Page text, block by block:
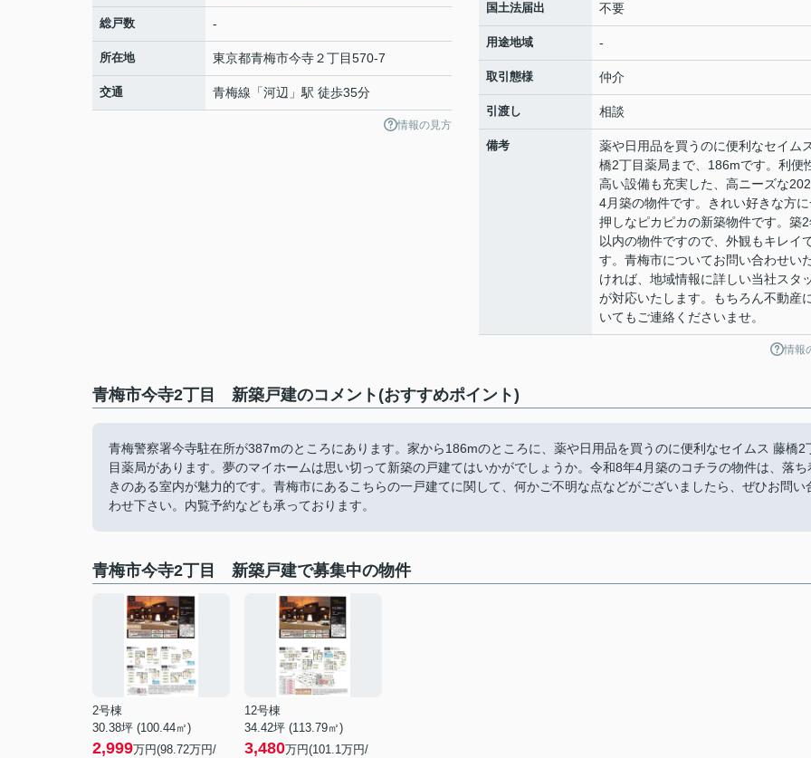
総戸数 -
所在地 東京都青梅市今寺２丁目570-7
交通 青梅線 「河辺 」駅 徒歩35分
情報の見方
国土法届出 不要
用途地域 -
取引態様 仲介
引渡し 相談
備考
薬や日用品を買うのに便利なセイム
橋2丁目薬局まで、186mです。利便
高い設備も充実した、高ニーズな
4月築の物件です。きれい好きな方
押しなピカピカの新築物件です。築
以内の物件ですので、外観もキレイ
す。青梅市についてお問い合わせい
ければ、地域情報に詳しい当社スタ
が対応いたします。もちろん不動産
いてもご連絡くださいませ。
情報
青梅市今寺2丁目 新築戸建のコメント(おすすめポイント)
青梅警察署今寺駐在所が387mのところにあります。家から186mのところに、薬や日用品を買うのに便利なセイムス 藤橋2
目薬局があります。夢のマイホームは思い切って新築の戸建てはいかがでしょうか。令和8年4月築のコチラの物件は、落ち
きのある室内が魅力的です。青梅市にあるこちらの一戸建てに関して、何かご不明な点などがございましたら、ぜひお問い
わせ下さい。内覧予約なども承っております。
青梅市今寺2丁目 新築戸建で募集中の物件
2号棟
30.38坪 (100.44㎡)
2,999万円(98.72万円/
12号棟
34.42坪 (113.79㎡)
3,480万円(101.1万円/